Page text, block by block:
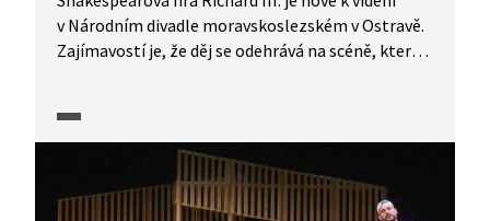
v Národním divadle moravskoslezském v Ostravě.
Zajímavostí je, že děj se odehrává na scéně, která